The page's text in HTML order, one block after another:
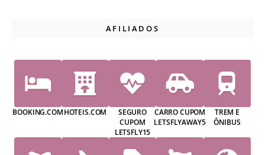
AFILIADOS
BOOKING.COMHOTEIS.COM
SEGURO
CUPOM
LETSFLY15
CARRO CUPOM
LETSFLYAWAY5
TREM E
ÔNIBUS